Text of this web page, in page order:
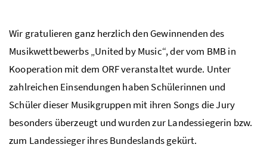
Wir gratulieren ganz herzlich den Gewinnenden des
Musikwettbewerbs „United by Music“, der vom BMBin
Kooperation mit dem ORFveranstaltet wurde. Unter
zahlreichen Einsendungen haben Schülerinnen und
Schüler dieser Musikgruppen mit ihren Songs die Jury
besonders überzeugt und wurden zur Landessiegerin bzw.
zum Landessieger ihres Bundeslands gekürt.